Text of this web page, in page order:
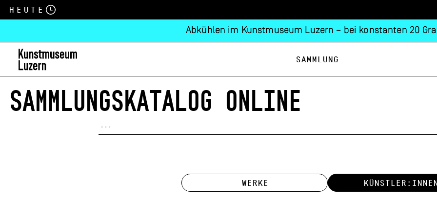
Heute
Abkühlen im Kunstmuseum Luzern – bei konstanten 20
Sammlung
SAMMLUNGSKATALOG ONLINE
WERKE